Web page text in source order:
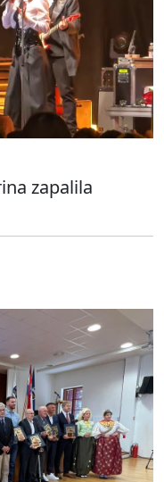
zapalila